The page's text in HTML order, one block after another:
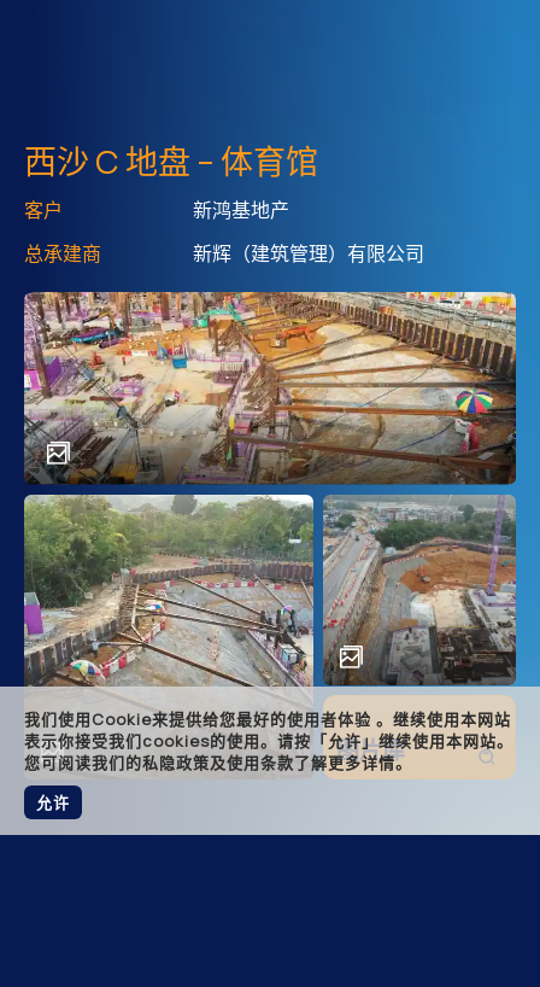
我们使用Cookie来提供给您最好的使用者体验 。继续使用本网站
表示你接受我们cookies的使用。请按「允许」继续使用本网站。
您可阅读我们的私隐政策及使用条款了解更多详情。
允许
西沙 C 地盘 – 体育馆
客户
新鸿基地产
总承建商
新辉（建筑管理）有限公司
图片库
main